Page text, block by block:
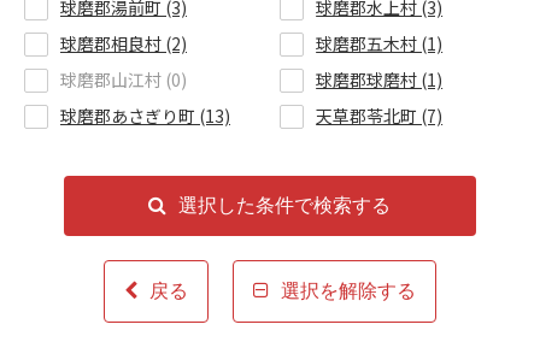
球磨郡湯前町 (3)
球磨郡水上村 (3)
球磨郡相良村 (2)
球磨郡五木村 (1)
球磨郡山江村 (0)
球磨郡球磨村 (1)
球磨郡あさぎり町 (13)
天草郡苓北町 (7)
戻る
選択した条件で検索する
選択を解除する